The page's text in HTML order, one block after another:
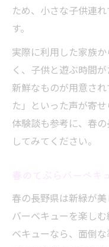
ため、小さな子供連
す。
実際に利用した家族
く、子供と遊ぶ時間
新鮮なものが用意さ
た」といった声が寄
体験談も参考に、春
してみてください。
春の長野県は新緑が
バーベキューを楽し
ベキューなら、面倒